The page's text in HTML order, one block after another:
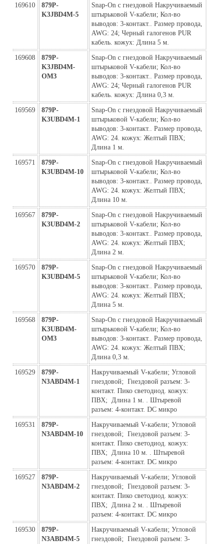
169610
879P-
K3JBD4M-5
Snap-On с гнездовой Накручиваемый
штырьковой V-кабели; Кол-во
выводов: 3-контакт.. Размер провода,
AWG: 24; Черный галогенов PUR
кабель. кожух: Длина 5 м.
169608
879P-
K3JBD4M-
ОМ3
Snap-On с гнездовой Накручиваемый
штырьковой V-кабели; Кол-во
выводов: 3-контакт.. Размер провода,
AWG: 24; Черный галогенов PUR
кабель. кожух: Длина 0,3 м.
169569
879P-
K3UBD4M-1
Snap-On с гнездовой Накручиваемый
штырьковой V-кабели; Кол-во
выводов: 3-контакт.. Размер провода,
AWG: 24. кожух: Желтый ПВХ;
Длина 1 м.
169571
879P-
K3UBD4M-10
Snap-On с гнездовой Накручиваемый
штырьковой V-кабели; Кол-во
выводов: 3-контакт.. Размер провода,
AWG: 24. кожух: Желтый ПВХ;
Длина 10 м.
169567
879P-
K3UBD4M-2
Snap-On с гнездовой Накручиваемый
штырьковой V-кабели; Кол-во
выводов: 3-контакт.. Размер провода,
AWG: 24. кожух: Желтый ПВХ;
Длина 2 м.
169570
879P-
K3UBD4M-5
Snap-On с гнездовой Накручиваемый
штырьковой V-кабели; Кол-во
выводов: 3-контакт.. Размер провода,
AWG: 24. кожух: Желтый ПВХ;
Длина 5 м.
169568
879P-
K3UBD4M-
ОМ3
Snap-On с гнездовой Накручиваемый
штырьковой V-кабели; Кол-во
выводов: 3-контакт.. Размер провода,
AWG: 24. кожух: Желтый ПВХ;
Длина 0,3 м.
169529
879P-
N3ABD4M-1
Накручиваемый V-кабели; Угловой
гнездовой;  Гнездовой разъем: 3-
контакт. Пико светодиод. кожух:
ПВХ;  Длина 1 м. . Штыревой
разъем: 4-контакт. DC микро
169531
879P-
N3ABD4M-10
Накручиваемый V-кабели; Угловой
гнездовой;  Гнездовой разъем: 3-
контакт. Пико светодиод. кожух:
ПВХ;  Длина 10 м. . Штыревой
разъем: 4-контакт. DC микро
169527
879P-
N3ABD4M-2
Накручиваемый V-кабели; Угловой
гнездовой;  Гнездовой разъем: 3-
контакт. Пико светодиод. кожух:
ПВХ;  Длина 2 м. . Штыревой
разъем: 4-контакт. DC микро
169530
879P-
N3ABD4M-5
Накручиваемый V-кабели; Угловой
гнездовой;  Гнездовой разъем: 3-